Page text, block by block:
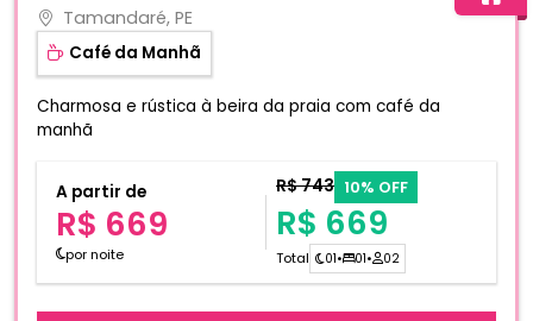
Tamandaré, PE
Café da Manhã
Charmosa e rústica à beira da praia com café da
manhã
A partir de
R$ 669
por noite
R$ 743 10% OFF
R$ 669
Total 01• 01• 02